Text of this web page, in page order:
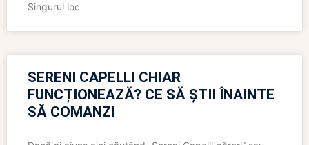
Singurul loc
SERENI CAPELLI CHIAR
FUNCȚIONEAZĂ? CE SĂ ȘTII ÎNAINTE
SĂ COMANZI